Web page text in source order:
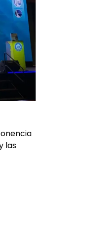
las